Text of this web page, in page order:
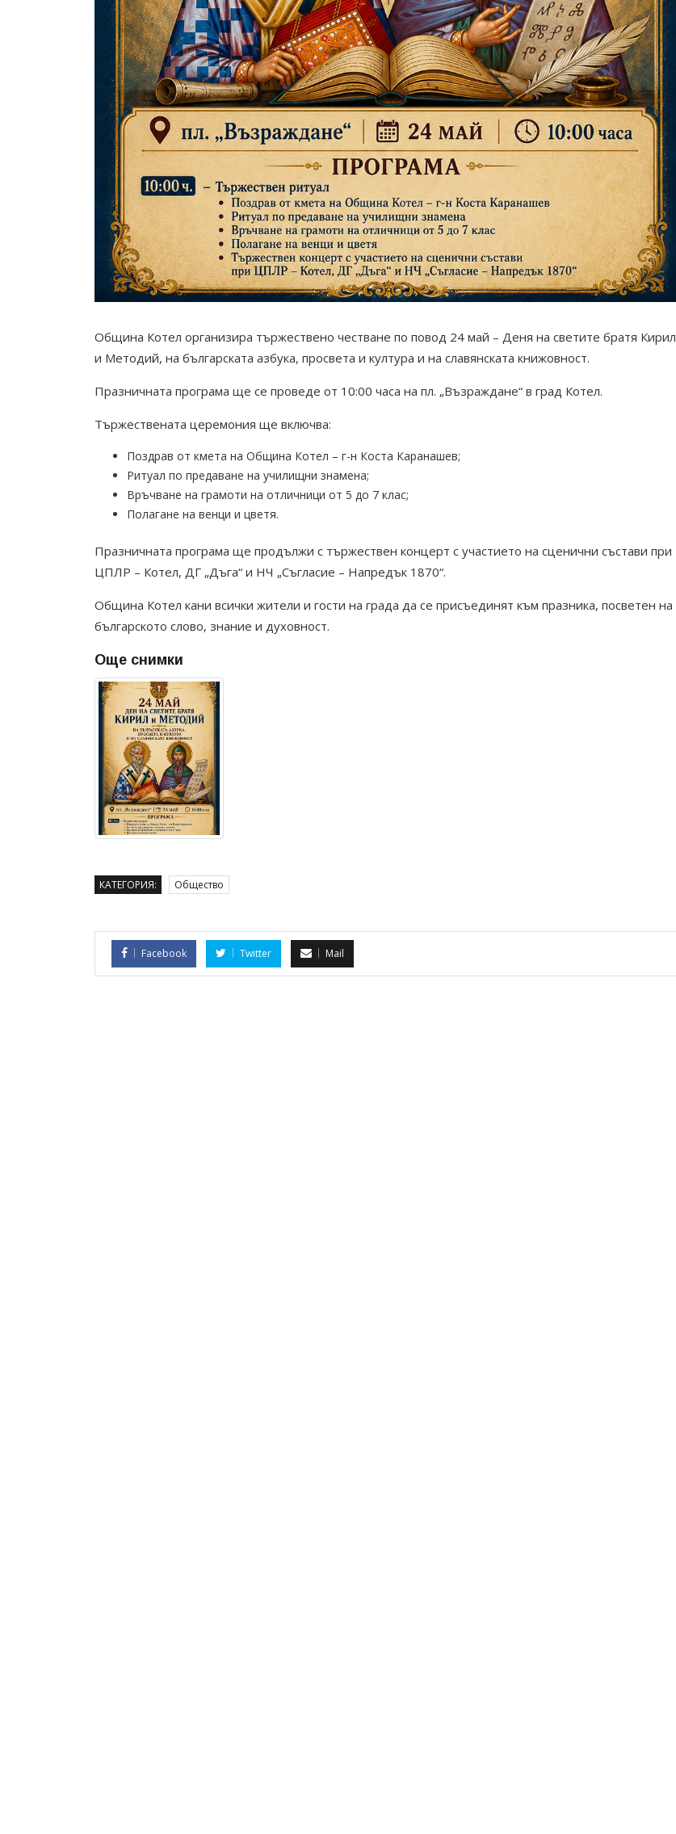
Община Котел организира тържествено честване по повод 24 май – Деня на светите братя Кирил
и Методий, на българската азбука, просвета и култура и на славянската книжовност.
Празничната програма ще се проведе от 10:00 часа на пл. „Възраждане“ в град Котел.
Тържествената церемония ще включва:
Поздрав от кмета на Община Котел – г-н Коста Каранашев;
Ритуал по предаване на училищни знамена;
Връчване на грамоти на отличници от 5 до 7 клас;
Полагане на венци и цветя.
Празничната програма ще продължи с тържествен концерт с участието на сценични състави при
ЦПЛР – Котел, ДГ „Дъга“ и НЧ „Съгласие – Напредък 1870“.
Община Котел кани всички жители и гости на града да се присъединят към празника, посветен на
българското слово, знание и духовност.
Още снимки
КАТЕГОРИЯ: Общество
Facebook Twitter Mail